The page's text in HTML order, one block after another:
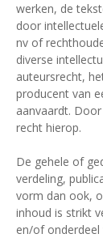
werken, de
door
nv of
diverse
auteursrecht,
producent van
aanvaardt.
recht hierop.
De gehele of
verdeling,
vorm dan ook,
inhoud is strikt
en/of onderdeel